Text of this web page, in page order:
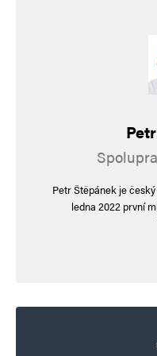
Vaše e-mailová adresa nebude
Petr Štěpánek je
ledna 2022 první